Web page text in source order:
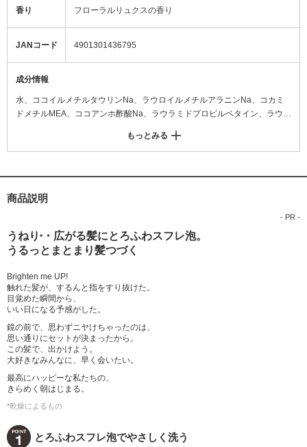
香り フローラルリュクスの香り
JANコード 4901301436795
成分情報
水、ココイルメチルタウリンNa、ラウロイルメチルアラニンNa、コカミ
ドメチルMEA、ココアンホ酢酸Na、ラウラミドプロピルベタイン、ラウレ
脂肪酸、加水分解コラーゲン、スクワラン、シア脂油、ヒアルロン酸Na、
ローヤルゼリーエキス、アルガニアスピノサ核油、クエン酸、コハク酸、
リセリン、PPG-3カプリリルエーテル、ポリクオタニウム-10、ポリクオタ
タノール、水酸化Na、安息香酸Na、カラメル、香料
もっとみる
商品説明
- PR -
うねり * ・広がる髪にとろふわスフレ泡。
うるっとまとまり髪つづく
Brighten me UP!
触れた髪が、するんと指をすり抜けた。
目覚めた瞬間から、
いい日になる予感がした。
鏡の前で、思わずニヤけちゃったのは、
思い通りにセットが決まったから。
この髪で、出かけよう。
大好きなみんなに、早く会いたい。
最高にハッピーな私たちの、
きらめく朝はじまる。
*乾燥によるもの
とろふわスフレ泡でやさしく洗う